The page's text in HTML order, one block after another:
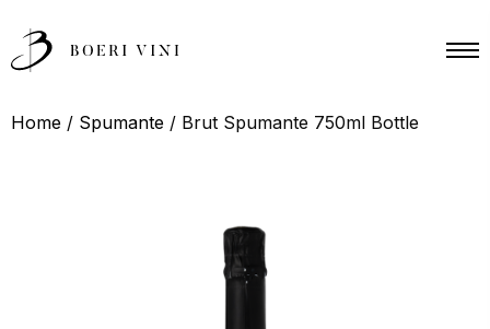
01
Meet
OUR FAMILY
Home / Spumante / Brut Spumante 750ml Bottle